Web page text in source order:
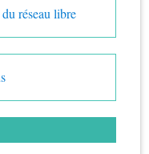
réseau libre